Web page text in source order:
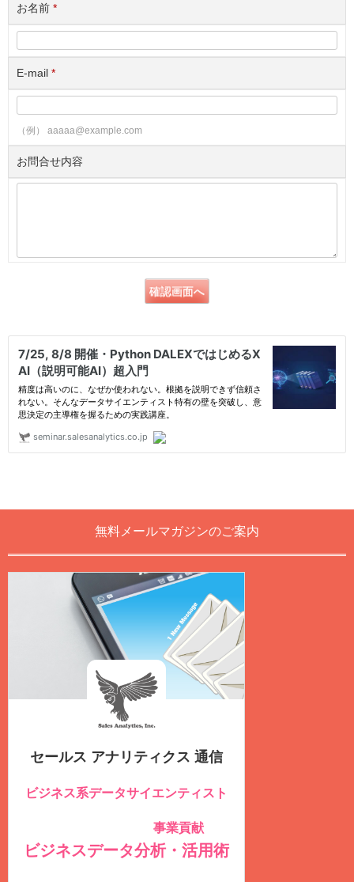
お名前 *
E-mail *
（例） aaaaa@example.com
お問合せ内容
無料メールマガジンのご案内
セールス アナリティクス 通信
ビジネス系データサイエンティスト
事業貢献
ビジネスデータ分析・活用術